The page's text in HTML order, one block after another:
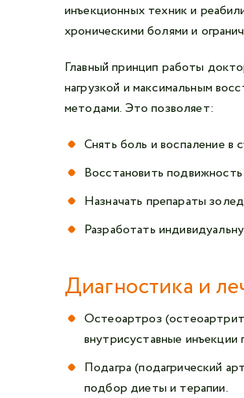
инъекционных техник и
хроническими болями и
Главный принцип работы
нагрузкой и максимальным
методами. Это позволяет:
Снять боль и воспаление в
Восстановить
Назначать препараты
Разработать
Диагностика и
Остеоартроз
внутрисуставные инъекции
Подагра (подагрический
подбор диеты и терапии.